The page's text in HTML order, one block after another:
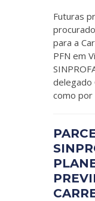
Futuras
para a
PFN em
delegado
como por